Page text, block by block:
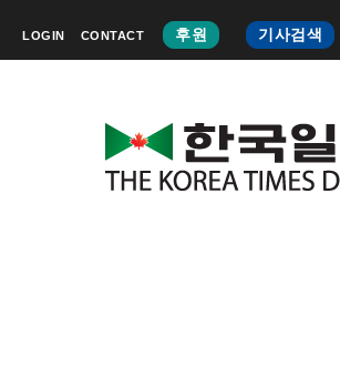
LOGIN CONTACT 후원 기사검색